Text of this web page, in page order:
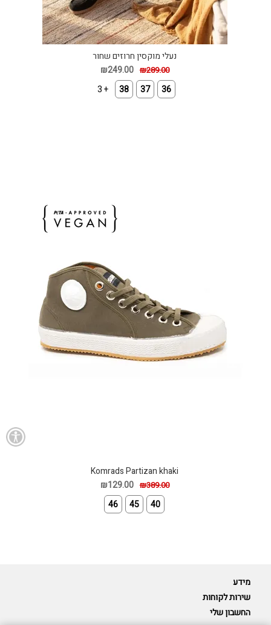
נעלי מוקסין חרוזים שחור
₪289.00
₪249.00
36
37
38
+ 3
Komrads Partizan khaki
₪389.00
₪129.00
40
45
46
מידע
שירות לקוחות
החשבון שלי